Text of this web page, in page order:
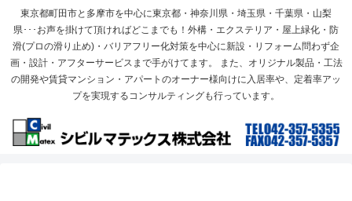
東京都町田市と多摩市を中心に東京都・神奈川県・埼玉県・千葉県・山梨
県･･･お声を掛けて頂ければどこまでも！外構・エクステリア・屋上緑化・防
滑(プロの滑り止め)・バリアフリー化対策を中心に新設・リフォーム問わず企
画・設計・アフターサービスまで手がけてます。 また、オリジナル製品・工法
の開発や賃貸マンション・アパートのオーナー様向けに入居率や、定着率アッ
プを実現するコンサルティングも行っています。